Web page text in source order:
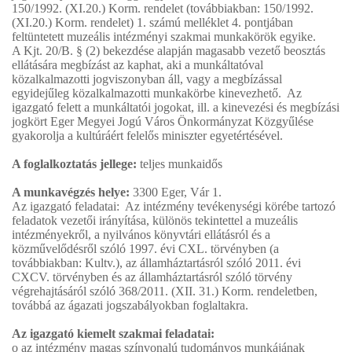
150/1992. (XI.20.) Korm. rendelet (továbbiakban: 150/1992.
(XI.20.) Korm. rendelet) 1. számú melléklet 4. pontjában
feltüntetett muzeális intézményi szakmai munkakörök egyike.
A Kjt. 20/B. § (2) bekezdése alapján magasabb vezető beosztás
ellátására megbízást az kaphat, aki a munkáltatóval
közalkalmazotti jogviszonyban áll, vagy a megbízással
egyidejűleg közalkalmazotti munkakörbe kinevezhető. Az
igazgató felett a munkáltatói jogokat, ill. a kinevezési és megbízási
jogkört Eger Megyei Jogú Város Önkormányzat Közgyűlése
gyakorolja a kultúráért felelős miniszter egyetértésével.
A foglalkoztatás jellege: teljes munkaidős
A munkavégzés helye: 3300 Eger, Vár 1.
Az igazgató feladatai: Az intézmény tevékenységi körébe tartozó
feladatok vezetői irányítása, különös tekintettel a muzeális
intézményekről, a nyilvános könyvtári ellátásról és a
közművelődésről szóló 1997. évi CXL. törvényben (a
továbbiakban: Kultv.), az államháztartásról szóló 2011. évi
CXCV. törvényben és az államháztartásról szóló törvény
végrehajtásáról szóló 368/2011. (XII. 31.) Korm. rendeletben,
továbbá az ágazati jogszabályokban foglaltakra.
Az igazgató kiemelt szakmai feladatai:
o az intézmény magas színvonalú tudományos munkájának